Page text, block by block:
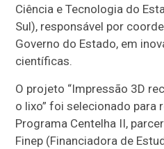
Ciência e Tecnologia do
Sul), responsável por
Governo do Estado, em
científicas.
O projeto “Impressão 3D
o lixo” foi selecionado para
Programa Centelha II,
Finep (Financiadora de